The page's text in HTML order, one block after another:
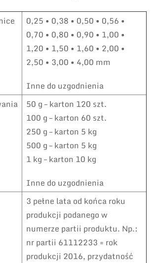
0,25 • 0,38 • 0,50 • 0,56 •
0,70 • 0,80 • 0,90 • 1,00 •
1,20 • 1,50 • 1,60 • 2,00 •
2,50 • 3,00 • 4,00 mm
Inne do uzgodnienia
50 g – karton 120 szt.
100 g – karton 60 szt.
250 g – karton 5 kg
500 g – karton 5 kg
1 kg – karton 10 kg
Inne do uzgodnienia
3 pełne lata od końca roku
produkcji podanego w
numerze partii produktu. Np.:
nr partii 61112233 = rok
produkcji 2016, przydatność